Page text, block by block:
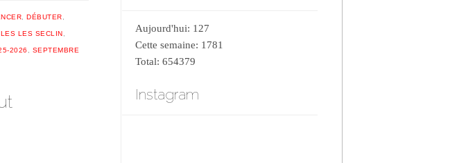
DÉBUTER
LES SECLIN
2026 SEPTEMBRE
Aujourd'hui: 127
Cette semaine: 1781
Total: 654379
Instagram